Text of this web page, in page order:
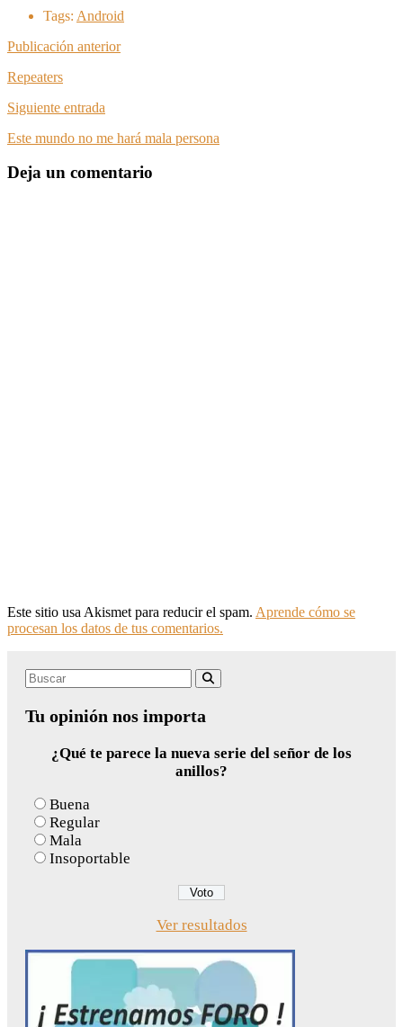
Tags: Android
Publicación anterior
Repeaters
Siguiente entrada
Este mundo no me hará mala persona
Deja un comentario
Este sitio usa Akismet para reducir el spam. Aprende cómo se
procesan los datos de tus comentarios.
Search
Tu opinión nos importa
¿Qué te parece la nueva serie del señor de los
anillos?
Buena
Regular
Mala
Insoportable
Ver resultados